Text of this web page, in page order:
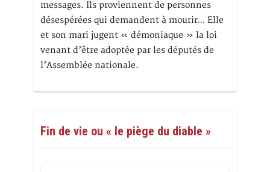
messages. Ils proviennent de personnes
désespérées qui demandent à mourir… Elle
et son mari jugent « démoniaque » la loi
venant d’être adoptée par les députés de
l’Assemblée nationale.
Fin de vie ou « le piège du diable »